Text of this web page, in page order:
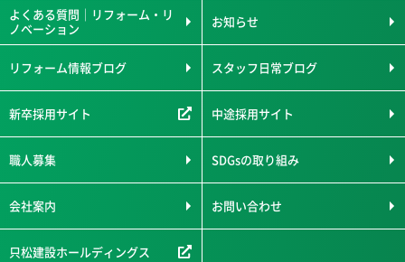
よくある質問｜リフォーム・リ
ノベーション
お知らせ
リフォーム情報ブログ スタッフ日常ブログ
新卒採用サイト 中途採用サイト
職人募集 SDGsの取り組み
会社案内 お問い合わせ
只松建設ホールディングス